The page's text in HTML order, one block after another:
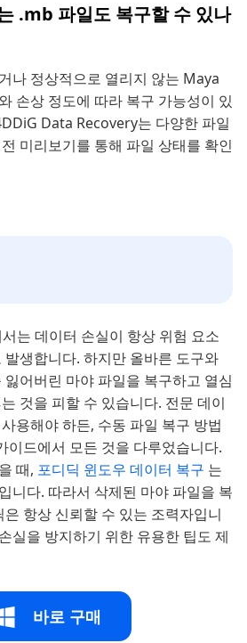
.mb 파일도 복구할 수 있나
나 정상적으로 열리지 않는 Maya
손상 정도에 따라 복구 가능성이 있
Data Recovery는 다양한 파일
미리보기를 통해 파일 상태를 확인
는 데이터 손실이 항상 위험 요소
생합니다. 하지만 올바른 도구와
어버린 마야 파일을 복구하고 열심
것을 피할 수 있습니다. 전문 데이
용해야 하든, 수동 파일 복구 방법
이드에서 모든 것을 다루었습니다.
때, 포디딕 윈도우 데이터 복구 는
니다. 따라서 삭제된 마야 파일을 복
항상 신뢰할 수 있는 조력자입니
실을 방지하기 위한 유용한 팁도 제
바로 구매